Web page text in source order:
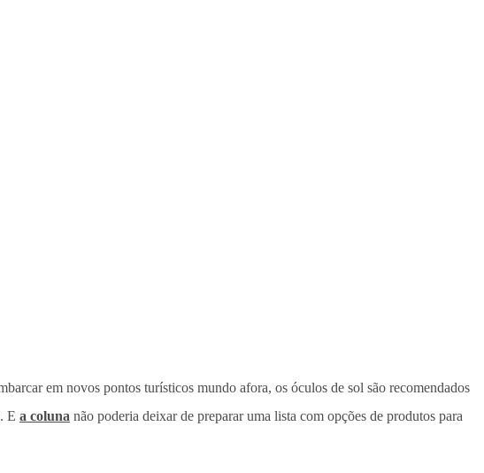
em novos pontos turísticos mundo afora, os óculos de sol são recomendados
E a coluna não poderia deixar de preparar uma lista com opções de produtos para